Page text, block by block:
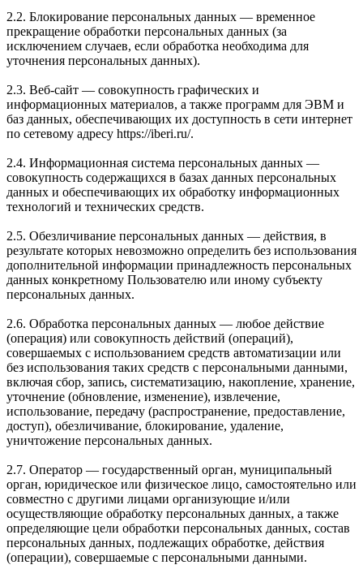
2.2. Блокирование персональных данных — временное
прекращение обработки персональных данных (за
исключением случаев, если обработка необходима для
уточнения персональных данных).
2.3. Веб-сайт — совокупность графических и
информационных материалов, а также программ для ЭВМ и
баз данных, обеспечивающих их доступность в сети интернет
по сетевому адресу https://iberi.ru/.
2.4. Информационная система персональных данных —
совокупность содержащихся в базах данных персональных
данных и обеспечивающих их обработку информационных
технологий и технических средств.
2.5. Обезличивание персональных данных — действия, в
результате которых невозможно определить без использования
дополнительной информации принадлежность персональных
данных конкретному Пользователю или иному субъекту
персональных данных.
2.6. Обработка персональных данных — любое действие
(операция) или совокупность действий (операций),
совершаемых с использованием средств автоматизации или
без использования таких средств с персональными данными,
включая сбор, запись, систематизацию, накопление, хранение,
уточнение (обновление, изменение), извлечение,
использование, передачу (распространение, предоставление,
доступ), обезличивание, блокирование, удаление,
уничтожение персональных данных.
2.7. Оператор — государственный орган, муниципальный
орган, юридическое или физическое лицо, самостоятельно или
совместно с другими лицами организующие и/или
осуществляющие обработку персональных данных, а также
определяющие цели обработки персональных данных, состав
персональных данных, подлежащих обработке, действия
(операции), совершаемые с персональными данными.